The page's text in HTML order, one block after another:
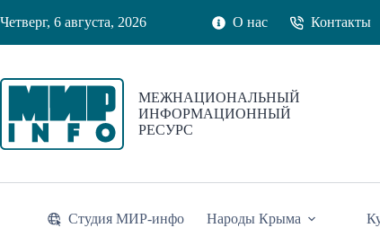
к
Четверг, 6 августа, 2026 О нас Контакты
МЕЖНАЦИОНАЛЬНЫЙ
ИНФОРМАЦИОННЫЙ
РЕСУРС
Студия МИР-инфо Народы Крыма